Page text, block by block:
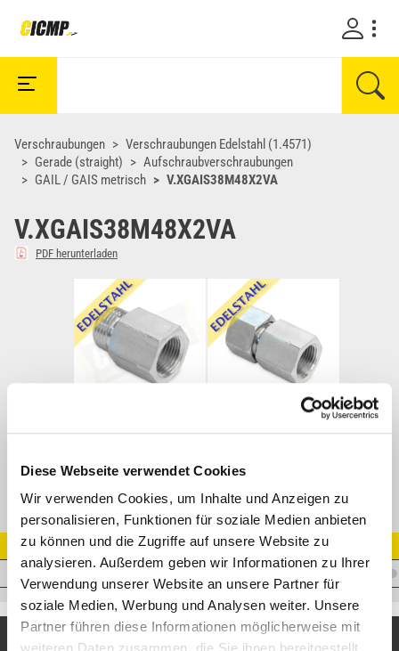
Diese Webseite verwendet Cookies
Wir verwenden Cookies, um Inhalte und Anzeigen zu
personalisieren, Funktionen für soziale Medien anbieten
zu können und die Zugriffe auf unsere Website zu
analysieren. Außerdem geben wir Informationen zu Ihrer
Verwendung unserer Website an unsere Partner für
soziale Medien, Werbung und Analysen weiter. Unsere
Partner führen diese Informationen möglicherweise mit
Verschraubungen
Verschraubungen Edelstahl (1.4571)
Gerade (straight)
Aufschraubverschraubungen
GAIL / GAIS metrisch
V.XGAIS38M48X2VA
V.XGAIS38M48X2VA
PDF herunterladen
XGAI-M Gerade Aufschraubverschr. Edelstahl
Artikel Nr.
V.XGAIS38M48X2VA